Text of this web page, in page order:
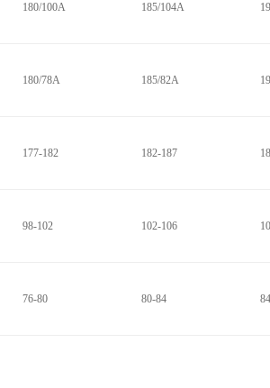
180/100A 185/104A
180/78A 185/82A
177-182 182-187
98-102 102-106
76-80 80-84